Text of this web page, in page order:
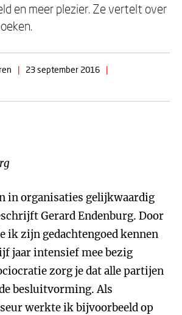
en meer plezier. Ze vertelt over
| 23 september 2016
|
in organisaties gelijkwaardig
Gerard Endenburg. Door
ik zijn gedachtengoed kennen
jaar intensief mee bezig
zorg je dat alle partijen
besluitvorming. Als
werkte ik bijvoorbeeld op